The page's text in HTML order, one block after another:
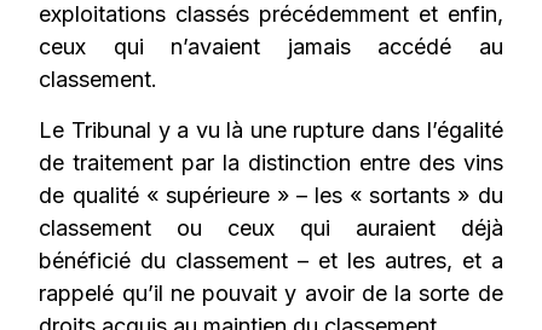
exploitations classés précédemment et enfin,
ceux qui n’avaient jamais accédé au
classement.
Le Tribunal y a vu là une rupture dans l’égalité
de traitement par la distinction entre des vins
de qualité « supérieure » – les « sortants » du
classement ou ceux qui auraient déjà
bénéficié du classement – et les autres, et a
rappelé qu’il ne pouvait y avoir de la sorte de